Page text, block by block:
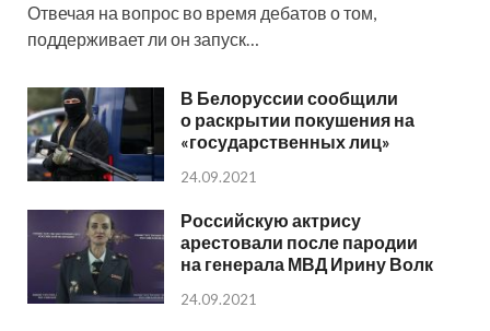
Отвечая на вопрос во время дебатов о том,
поддерживает ли он запуск…
В Белоруссии сообщили
о раскрытии покушения на
«государственных лиц»
24.09.2021
Российскую актрису
арестовали после пародии
на генерала МВД Ирину Волк
24.09.2021